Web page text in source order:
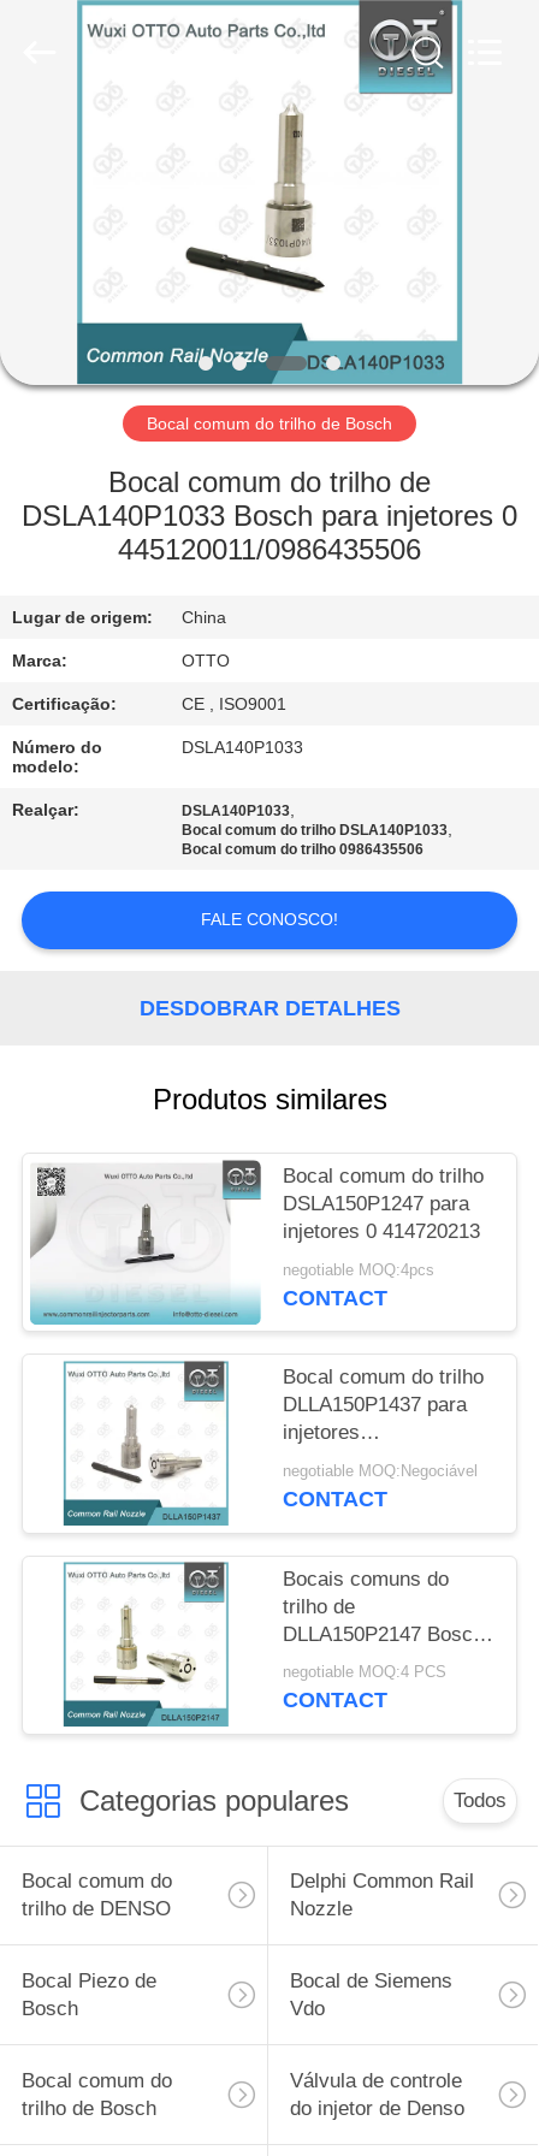
PRODUTOS
SOBRE
NÓS
FÁBRICA
DE
QUALIDADE
CONTACTE-
NOS
UM
ORÇAMENTO
PRIVACY
POLICY
Bocal comum do trilho de Bosch
Bocal comum do trilho de
DSLA140P1033 Bosch para injetores 0
445120011/0986435506
Lugar de origem: China
Marca: OTTO
Certificação: CE , ISO9001
Número do
modelo:
DSLA140P1033
Realçar: DSLA140P1033,
Bocal comum do trilho DSLA140P1033,
Bocal comum do trilho 0986435506
FALE CONOSCO!
DESDOBRAR DETALHES
Produtos similares
Bocal comum do trilho
DSLA150P1247 para
injetores 0 414720213
negotiable MOQ:4pcs
CONTACT
Bocal comum do trilho
DLLA150P1437 para
injetores
0445110183/316/331/578
de 0986435102
negotiable MOQ:Negociável
CONTACT
Bocais comuns do
trilho de
DLLA150P2147 Bosch
para injetores 0 445
110 375/634
negotiable MOQ:4 PCS
CONTACT
Categorias populares Todos
Bocal comum do
trilho de DENSO
Delphi Common Rail
Nozzle
Bocal Piezo de
Bosch
Bocal de Siemens
Vdo
Bocal comum do
trilho de Bosch
Válvula de controle
do injetor de Denso